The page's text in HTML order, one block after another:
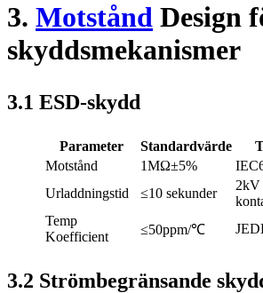
3. Motstånd Design
skyddsmekanismer
3.1 ESD-skydd
Parameter Standardvärde
Motstånd
1MΩ±5%
Urladdningstid
≤10 sekunder
2kV
Temp
Koefficient
≤50ppm/℃
3.2 Strömbegränsande